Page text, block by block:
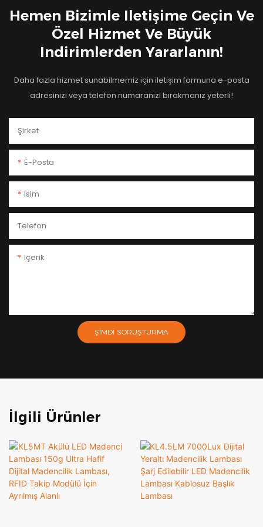
Hemen Bizimle Iletişime Geçin Ve
Özel Hizmet Ve Büyük
Indirimlerden Yararlanın!
Daha fazla hizmet sunabilmemiz için iletişim formuna e-posta
adresinizi veya telefon numaranızı bırakmanız yeterli!
Şirket
E-Posta
Isim
Telefon
Içerik
ŞIMDI SORUŞTURMA
İlgili Ürünler